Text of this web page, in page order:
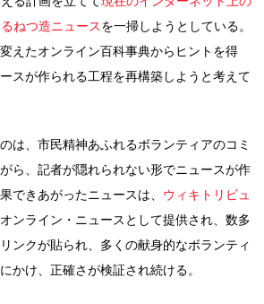
ねつ造ニュースを一掃しようとしている。
えたオンライン百科事典からヒントを得
スが作られる工程を再構築しようと考えて
は、市民精神あふれるボランティアのコミ
ら、記者が隠れられない形でニュースが作
できあがったニュースは、 ウィキトリビュ
ンライン・ニュースとして提供され、数多
ンクが貼られ、多くの献身的なボランティ
かけ、正確さが検証され続ける。